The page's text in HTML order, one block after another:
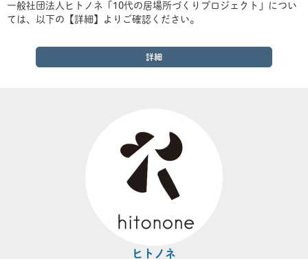
一般社団法人ヒトノネ「10代の居場所づくりプロジェクト」につい
ては、以下の【詳細】よりご確認ください。
詳細
ヒトノネ